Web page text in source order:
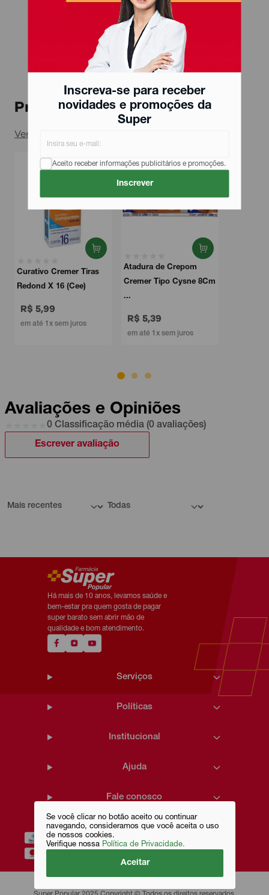
Inscreva-se para receber
novidades e promoções da
Super
Aceito receber informações publicitários e promoções.
Inscrever
Se você clicar no botão aceito ou continuar
navegando, consideramos que você aceita o uso
de nossos cookies.
Verifique nossa Política de Privacidade.
Aceitar
Produtos relacionados
Ver todos
Curativo Cremer Tiras
Redond X 16 (Cee)
R$ 5,99
em até 1x sem juros
Atadura de Crepom
Cremer Tipo Cysne 8Cm
...
R$ 5,39
em até 1x sem juros
Avaliações e Opiniões
0 Classificação média (0 avaliações)
Escrever avaliação
Há mais de 10 anos, levamos saúde e
bem-estar pra quem gosta de pagar
super barato sem abrir mão de
qualidade e bom atendimento.
Serviços
Políticas
Institucional
Ajuda
Fale conosco